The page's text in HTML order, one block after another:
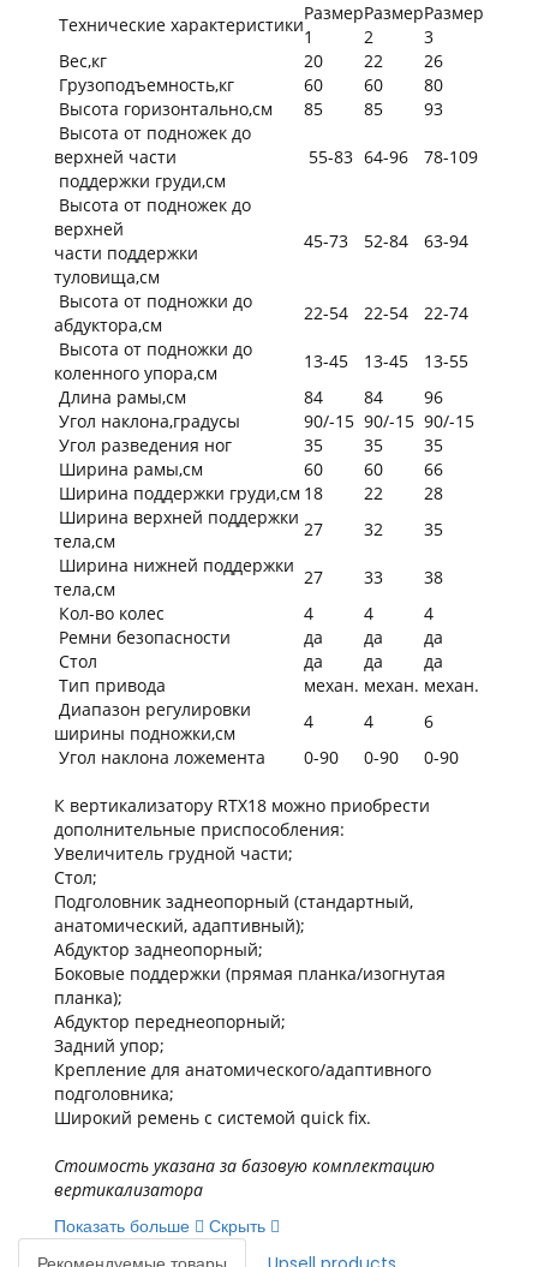
Технические характеристики
Размер
1
Размер
2
Размер
3
Вес,кг
20 22
26
Грузоподъемность,кг
60 60
80
Высота горизонтально,см
85 85
93
Высота от подножек до
верхней части
поддержки груди,см
55-83 64-96 78-109
Высота от подножек до
верхней
части поддержки
туловища,см
45-73 52-84 63-94
Высота от подножки до
абдуктора,см
22-54 22-54
22-74
Высота от подножки до
коленного упора,см
13-45 13-45
13-55
Длина рамы,см
84 84
96
Угол наклона,градусы
90/-15 90/-15 90/-15
Угол разведения ног
35 35
35
Ширина рамы,см
60 60
66
Ширина поддержки груди,см 18 22
28
Ширина верхней поддержки
тела,см
27 32
35
Ширина нижней поддержки
тела,см
27 33
38
Кол-во колес
4 4
4
Ремни безопасности
да да
да
Стол
да да
да
Тип привода
механ. механ. механ.
Диапазон регулировки
ширины подножки,см
4 4
6
Угол наклона ложемента
0-90 0-90 0-90
К вертикализатору RTX18 можно приобрести
дополнительные приспособления:
Увеличитель грудной части;
Стол;
Подголовник заднеопорный (стандартный,
анатомический, адаптивный);
Абдуктор заднеопорный;
Боковые поддержки (прямая планка/изогнутая
планка);
Абдуктор переднеопорный;
Задний упор;
Крепление для анатомического/адаптивного
подголовника;
Широкий ремень с системой quick fix.
Стоимость указана за базовую комплектацию
вертикализатора
Показать больше
Скрыть